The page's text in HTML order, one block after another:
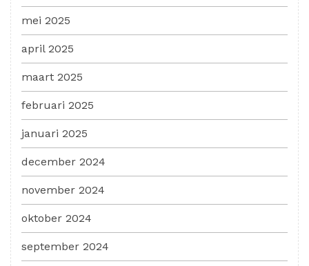
mei 2025
april 2025
maart 2025
februari 2025
januari 2025
december 2024
november 2024
oktober 2024
september 2024